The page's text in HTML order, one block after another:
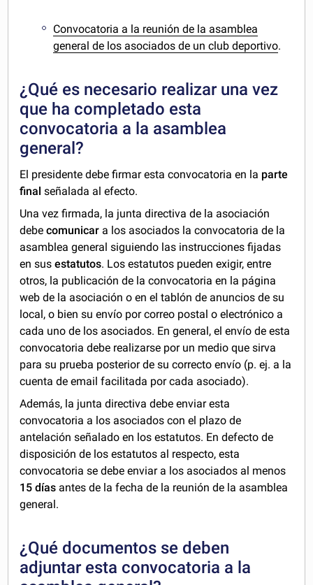
Convocatoria a la reunión de la asamblea
general de los asociados de un club deportivo.
¿Qué es necesario realizar una vez
que ha completado esta
convocatoria a la asamblea
general?
El presidente debe firmar esta convocatoria en la parte
final señalada al efecto.
Una vez firmada, la junta directiva de la asociación
debecomunicar a los asociados la convocatoria de la
asamblea general siguiendo las instrucciones fijadas
en susestatutos. Los estatutos pueden exigir, entre
otros, la publicación de la convocatoria en la página
web de la asociación o en el tablón de anuncios de su
local, o bien su envío por correo postal o electrónico a
cada uno de los asociados. En general, el envío de esta
convocatoria debe realizarse por un medio que sirva
para su prueba posterior de su correcto envío (p. ej. a la
cuenta de email facilitada por cada asociado).
Además, la junta directiva debe enviar esta
convocatoria a los asociados con el plazo de
antelación señalado en los estatutos. En defecto de
disposición de los estatutos al respecto, esta
convocatoria se debe enviar a los asociados al menos
15 días antes de la fecha de la reunión de la asamblea
general.
¿Qué documentos se deben
adjuntar esta convocatoria a la